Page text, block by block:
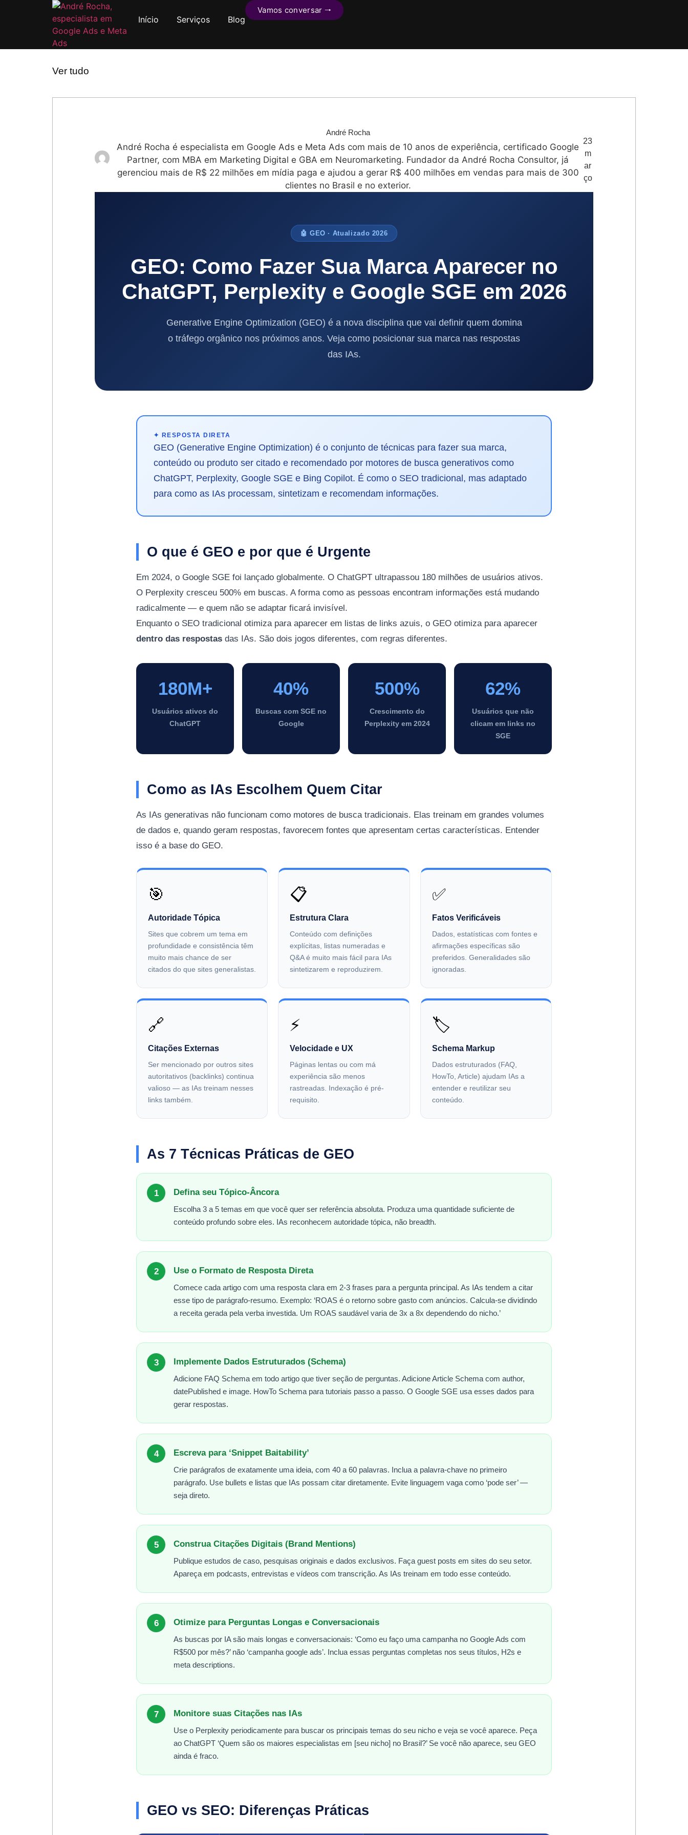
Início Serviços Blog
Vamos conversar 🠒
Ver tudo
André Rocha
André Rocha é especialista em Google Ads e Meta Ads com mais de 10 anos de experiência, certificado Google
Partner, com MBA em Marketing Digital e GBA em Neuromarketing. Fundador da André Rocha Consultor, já
gerenciou mais de R$ 22 milhões em mídia paga e ajudou a gerar R$ 400 milhões em vendas para mais de 300
clientes no Brasil e no exterior.
23
m
ar
ço
🤖 GEO · Atualizado 2026
GEO: Como Fazer Sua Marca Aparecer no
ChatGPT, Perplexity e Google SGE em 2026
Generative Engine Optimization (GEO) é a nova disciplina que vai definir quem domina
o tráfego orgânico nos próximos anos. Veja como posicionar sua marca nas respostas
das IAs.
✦ RESPOSTA DIRETA
GEO (Generative Engine Optimization) é o conjunto de técnicas para fazer sua marca,
conteúdo ou produto ser citado e recomendado por motores de busca generativos como
ChatGPT, Perplexity, Google SGE e Bing Copilot. É como o SEO tradicional, mas adaptado
para como as IAs processam, sintetizam e recomendam informações.
O que é GEO e por que é Urgente
Em 2024, o Google SGE foi lançado globalmente. O ChatGPT ultrapassou 180 milhões de usuários ativos.
O Perplexity cresceu 500% em buscas. A forma como as pessoas encontram informações está mudando
radicalmente — e quem não se adaptar ficará invisível.
Enquanto o SEO tradicional otimiza para aparecer em listas de links azuis, o GEO otimiza para aparecer
dentro das respostas das IAs. São dois jogos diferentes, com regras diferentes.
180M+
Usuários ativos do
ChatGPT
40%
Buscas com SGE no
Google
500%
Crescimento do
Perplexity em 2024
62%
Usuários que não
clicam em links no
SGE
Como as IAs Escolhem Quem Citar
As IAs generativas não funcionam como motores de busca tradicionais. Elas treinam em grandes volumes
de dados e, quando geram respostas, favorecem fontes que apresentam certas características. Entender
isso é a base do GEO.
🎯
Autoridade Tópica
Sites que cobrem um tema em
profundidade e consistência têm
muito mais chance de ser
citados do que sites generalistas.
📋
Estrutura Clara
Conteúdo com definições
explícitas, listas numeradas e
Q&A é muito mais fácil para IAs
sintetizarem e reproduzirem.
✅
Fatos Verificáveis
Dados, estatísticas com fontes e
afirmações específicas são
preferidos. Generalidades são
ignoradas.
🔗
Citações Externas
Ser mencionado por outros sites
autoritativos (backlinks) continua
valioso — as IAs treinam nesses
links também.
⚡
Velocidade e UX
Páginas lentas ou com má
experiência são menos
rastreadas. Indexação é pré-
requisito.
🏷️
Schema Markup
Dados estruturados (FAQ,
HowTo, Article) ajudam IAs a
entender e reutilizar seu
conteúdo.
As 7 Técnicas Práticas de GEO
1 Defina seu Tópico-Âncora
Escolha 3 a 5 temas em que você quer ser referência absoluta. Produza uma quantidade suficiente de
conteúdo profundo sobre eles. IAs reconhecem autoridade tópica, não breadth.
2 Use o Formato de Resposta Direta
Comece cada artigo com uma resposta clara em 2-3 frases para a pergunta principal. As IAs tendem a citar
esse tipo de parágrafo-resumo. Exemplo: ‘ROAS é o retorno sobre gasto com anúncios. Calcula-se dividindo
a receita gerada pela verba investida. Um ROAS saudável varia de 3x a 8x dependendo do nicho.’
3 Implemente Dados Estruturados (Schema)
Adicione FAQ Schema em todo artigo que tiver seção de perguntas. Adicione Article Schema com author,
datePublished e image. HowTo Schema para tutoriais passo a passo. O Google SGE usa esses dados para
gerar respostas.
4 Escreva para ‘Snippet Baitability’
Crie parágrafos de exatamente uma ideia, com 40 a 60 palavras. Inclua a palavra-chave no primeiro
parágrafo. Use bullets e listas que IAs possam citar diretamente. Evite linguagem vaga como ‘pode ser’ —
seja direto.
5 Construa Citações Digitais (Brand Mentions)
Publique estudos de caso, pesquisas originais e dados exclusivos. Faça guest posts em sites do seu setor.
Apareça em podcasts, entrevistas e vídeos com transcrição. As IAs treinam em todo esse conteúdo.
6 Otimize para Perguntas Longas e Conversacionais
As buscas por IA são mais longas e conversacionais: ‘Como eu faço uma campanha no Google Ads com
R$500 por mês?’ não ‘campanha google ads’. Inclua essas perguntas completas nos seus títulos, H2s e
meta descriptions.
7 Monitore suas Citações nas IAs
Use o Perplexity periodicamente para buscar os principais temas do seu nicho e veja se você aparece. Peça
ao ChatGPT ‘Quem são os maiores especialistas em [seu nicho] no Brasil?’ Se você não aparece, seu GEO
ainda é fraco.
GEO vs SEO: Diferenças Práticas